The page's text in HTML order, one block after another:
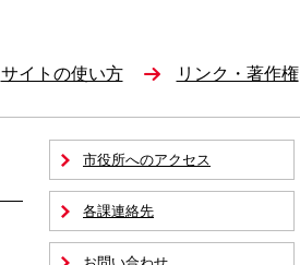
サイトの使い方 リンク・著作権
市役所へのアクセス
各課連絡先